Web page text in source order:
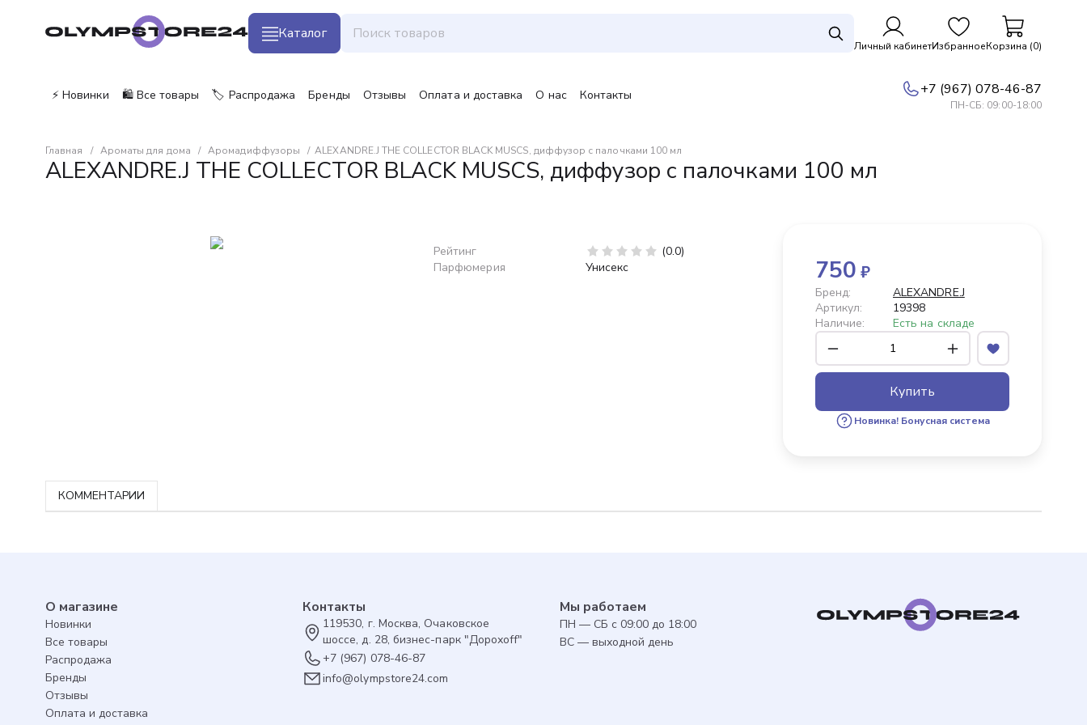
Каталог
Личный кабинетИзбранноеКорзина (0)
⚡ Новинки 🛍️ Все товары 🏷️ Распродажа Бренды Отзывы Оплата и доставка О нас Контакты +7 (967) 078-46-87
ПН-СБ: 09:00-18:00
Главная Ароматы для дома Аромадиффузоры ALEXANDRE.J THE COLLECTOR BLACK MUSCS, диффузор с палочками 100 мл
ALEXANDRE.J THE COLLECTOR BLACK MUSCS, диффузор с палочками 100 мл
Рейтинг
(0.0)
Парфюмерия
Унисекс 750 ₽
Бренд:
ALEXANDRE.J
Артикул:
19398
Наличие:
Есть на складе
Купить
Для авторизованных пользователей
предоставляется 1 бонус за 100 руб. от
Новинка! Бонусная система
КОММЕНТАРИИ
О магазине
Новинки
Все товары
Распродажа
Бренды
Отзывы
Оплата и доставка
Контакты
119530, г. Москва, Очаковское
шоссе, д. 28, бизнес-парк "Дорохоff"
+7 (967) 078-46-87
info@olympstore24.com
Мы работаем
ПН — СБ с 09:00 до 18:00
ВС — выходной день